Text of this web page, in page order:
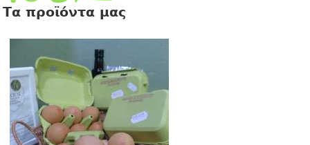
Τα προϊόντα μας